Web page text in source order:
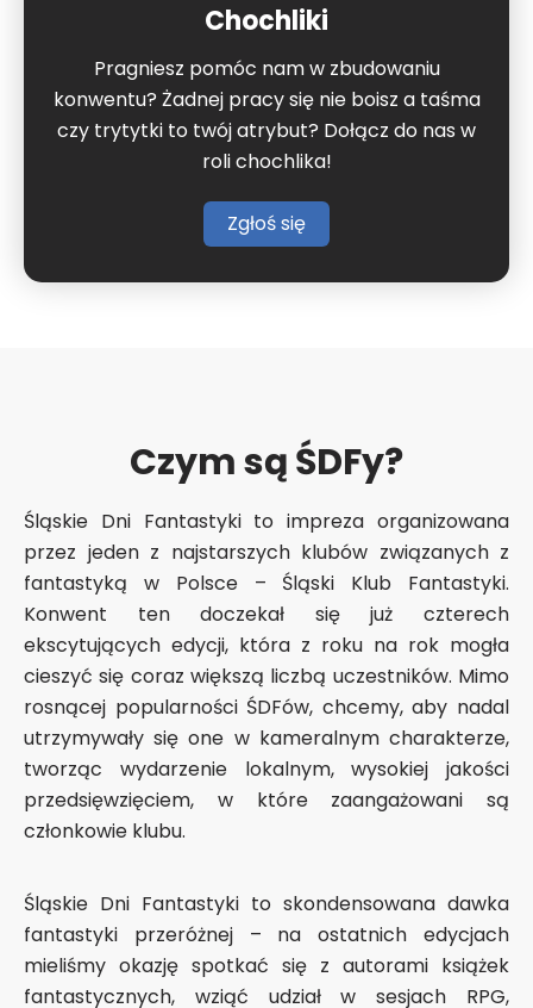
Chochliki
Pragniesz pomóc nam w zbudowaniu
konwentu? Żadnej pracy się nie boisz a taśma
czy trytytki to twój atrybut? Dołącz do nas w
roli chochlika!
Zgłoś się
Czym są ŚDFy?
Śląskie Dni Fantastyki to impreza organizowana
przez jeden z najstarszych klubów związanych z
fantastyką w Polsce – Śląski Klub Fantastyki.
Konwent ten doczekał się już czterech
ekscytujących edycji, która z roku na rok mogła
cieszyć się coraz większą liczbą uczestników. Mimo
rosnącej popularności ŚDFów, chcemy, aby nadal
utrzymywały się one w kameralnym charakterze,
tworząc wydarzenie lokalnym, wysokiej jakości
przedsięwzięciem, w które zaangażowani są
członkowie klubu.
Śląskie Dni Fantastyki to skondensowana dawka
fantastyki przeróżnej – na ostatnich edycjach
mieliśmy okazję spotkać się z autorami książek
fantastycznych, wziąć udział w sesjach RPG,